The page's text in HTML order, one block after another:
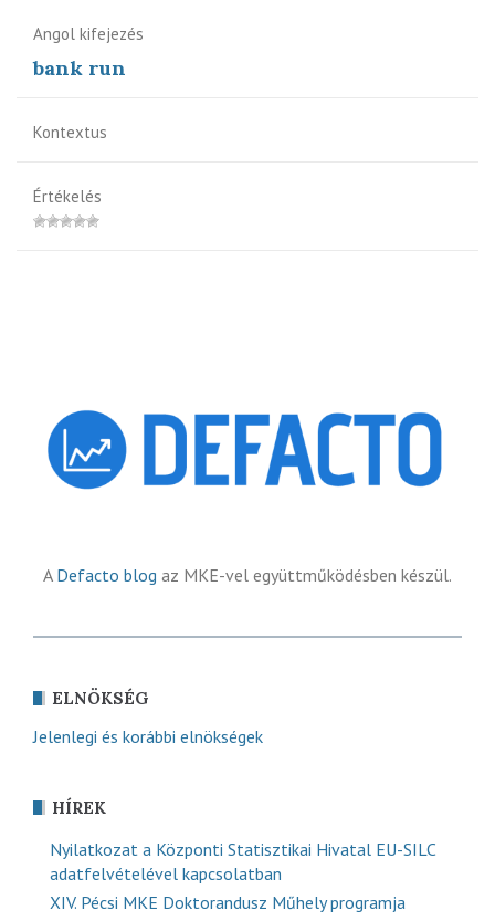
Angol kifejezés
bank run
Kontextus
Értékelés
A Defacto blog az MKE-vel együttműködésben készül.
ELNÖKSÉG
Jelenlegi és korábbi elnökségek
HÍREK
Nyilatkozat a Központi Statisztikai Hivatal EU-SILC
adatfelvételével kapcsolatban
XIV. Pécsi MKE Doktorandusz Műhely programja